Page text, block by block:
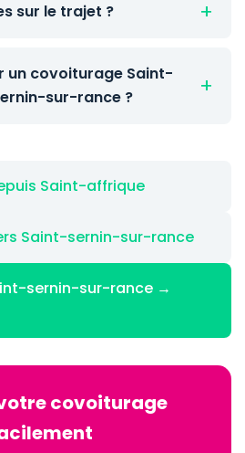
sur le trajet ?
un covoiturage Saint-
sur-rance ?
Saint-affrique
Saint-sernin-sur-rance
sernin-sur-rance →
covoiturage